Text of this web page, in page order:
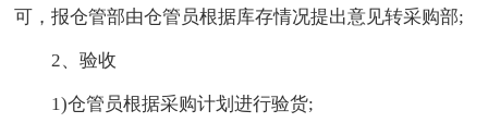
可，报仓管部由仓管员根据库存情况提出意见转采购部;
2、验收
1)仓管员根据采购计划进行验货;